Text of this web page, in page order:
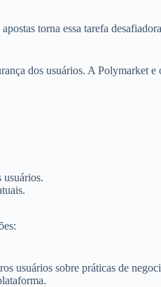
torna essa tarefa
dos usuários. A Polymarket
usuários.
usuários sobre práticas de